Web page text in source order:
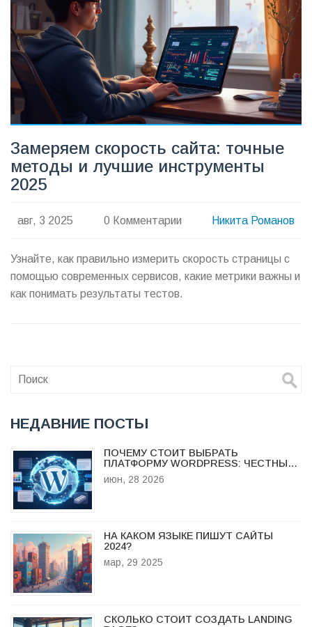
Замеряем скорость сайта: точные
методы и лучшие инструменты
2025
авг, 3 2025 0 Комментарии Никита Романов
Узнайте, как правильно измерить скорость страницы с
помощью современных сервисов, какие метрики важны и
как понимать результаты тестов.
НЕДАВНИЕ ПОСТЫ
ПОЧЕМУ СТОИТ ВЫБРАТЬ
ПЛАТФОРМУ WORDPRESS: ЧЕСТНЫЙ
РАЗБОР ПЛЮСОВ И МИНУСОВ В 2026
ГОДУ
июн, 28 2026
НА КАКОМ ЯЗЫКЕ ПИШУТ САЙТЫ
2024?
мар, 29 2025
СКОЛЬКО СТОИТ СОЗДАТЬ LANDING